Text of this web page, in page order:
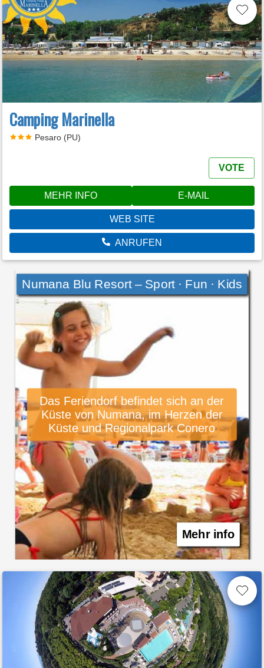
Camping Marinella
Pesaro (PU)
VOTE
MEHR INFO E-MAIL
WEB SITE
ANRUFEN
Numana Blu Resort – Sport · Fun · Kids
Das Feriendorf befindet sich an der
Küste von Numana, im Herzen der
Küste und Regionalpark Conero
Mehr info